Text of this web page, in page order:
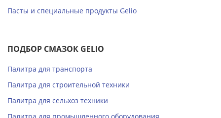
Пасты и специальные продукты Gelio
ПОДБОР СМАЗОК GELIO
Палитра для транспорта
Палитра для строительной техники
Палитра для сельхоз техники